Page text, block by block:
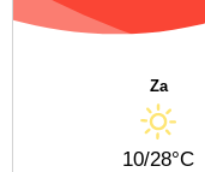
Za
10/28°C